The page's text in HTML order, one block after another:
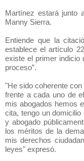
Martínez estará junto
Manny Sierra.
Entiende que la
establece el artículo
existe el primer indicio
proceso”.
"He sido coherente
frente a cada uno de
mis abogados hemos
cita, tengo un
y abogado
los méritos de la
mis derechos
leyes" expresó.